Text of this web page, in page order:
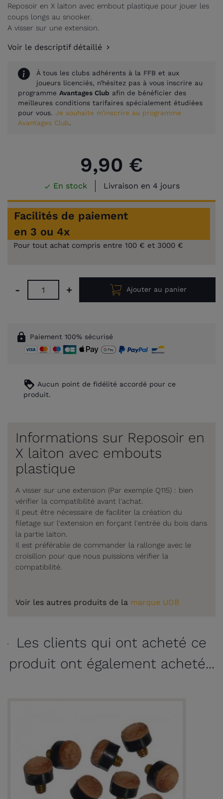
Reposoir en X laiton avec embout plastique pour jouer les
coups longs au snooker.
A visser sur une extension.
Voir le descriptif détaillé
À tous les clubs adhérents à la FFB et aux
joueurs licenciés, n’hésitez pas à vous inscrire au
programme Avantages Club afin de bénéficier des
meilleures conditions tarifaires spécialement étudiées
pour vous. Je souhaite m’inscrire au programme
Avantages Club.
9,90 €
 En stock Livraison en 4 jours
Facilités de paiement
en 3 ou 4x
Pour tout achat compris entre 100 € et 3000 €
- + Ajouter au panier
lock Paiement 100% sécurisé
loyalty Aucun point de fidélité accordé pour ce
produit.
Informations sur Reposoir en
X laiton avec embouts
plastique
A visser sur une extension (Par exemple Q115) : bien
vérifier la compatibilité avant l'achat.
Il peut être nécessaire de faciliter la création du
filetage sur l'extension en forçant l'entrée du bois dans
la partie laiton.
Il est préférable de commander la rallonge avec le
croisillon pour que nous puissions vérifier la
compatibilité.
Voir les autres produits de la marque UDB
Les clients qui ont acheté ce
produit ont également acheté...